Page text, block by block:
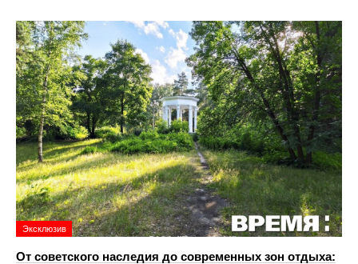
Эксклюзив
От советского наследия до современных зон отдыха: